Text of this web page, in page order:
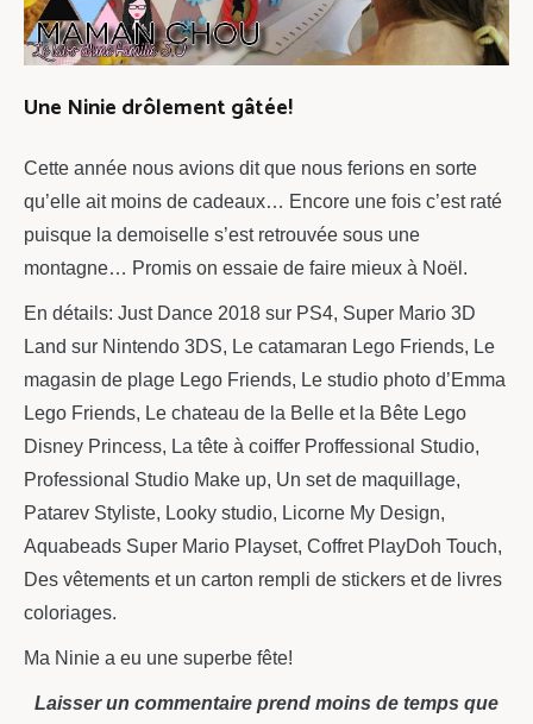
Une Ninie drôlement gâtée!
Cette année nous avions dit que nous ferions en sorte
qu’elle ait moins de cadeaux… Encore une fois c’est raté
puisque la demoiselle s’est retrouvée sous une
montagne… Promis on essaie de faire mieux à Noël.
En détails: Just Dance 2018 sur PS4, Super Mario 3D
Land sur Nintendo 3DS, Le catamaran Lego Friends, Le
magasin de plage Lego Friends, Le studio photo d’Emma
Lego Friends, Le chateau de la Belle et la Bête Lego
Disney Princess, La tête à coiffer Proffessional Studio,
Professional Studio Make up, Un set de maquillage,
Patarev Styliste, Looky studio, Licorne My Design,
Aquabeads Super Mario Playset, Coffret PlayDoh Touch,
Des vêtements et un carton rempli de stickers et de livres
coloriages.
Ma Ninie a eu une superbe fête!
Laisser un commentaire prend moins de temps que